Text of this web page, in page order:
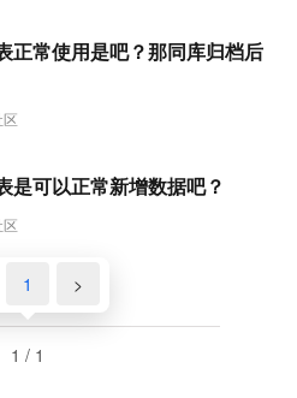
正常使用是吧？那同库归档后
是可以正常新增数据吧？
1 >
1 / 1